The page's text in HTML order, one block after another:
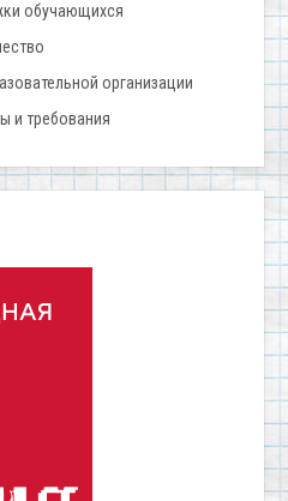
обучающихся
организации
и требования